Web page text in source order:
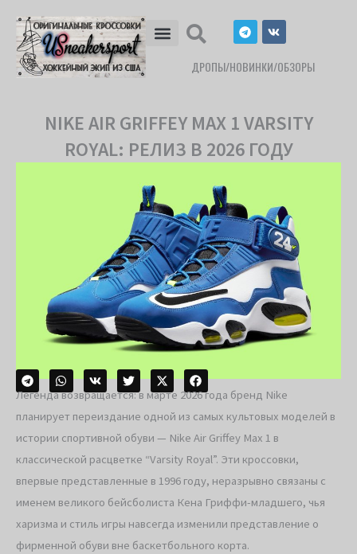
содержимому
T
e
l
e
g
V
k
ДРОПЫ/НОВИНКИ/ОБЗОРЫ
NIKE AIR GRIFFEY MAX 1 VARSITY
ROYAL: РЕЛИЗ В 2026 ГОДУ
Легенда возвращается: в марте 2026 года бренд Nike
планирует переиздание одной из самых культовых моделей в
истории спортивной обуви — Nike Air Griffey Max 1 в
классической расцветке “Varsity Royal”. Эти кроссовки,
впервые представленные в 1996 году, неразрывно связаны с
именем великого бейсболиста Кена Гриффи-младшего, чья
харизма и стиль игры навсегда изменили представление о
фирменной обуви вне баскетбольного корта.